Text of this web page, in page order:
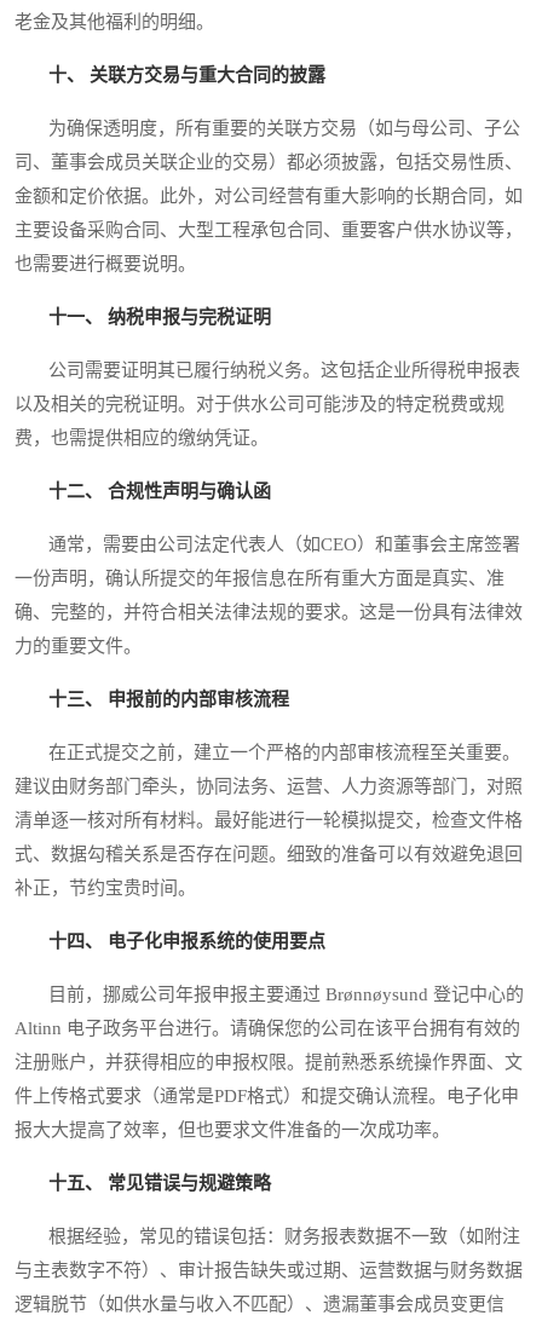
老金及其他福利的明细。
十、 关联方交易与重大合同的披露
为确保透明度，所有重要的关联方交易（如与母公司、子公
司、董事会成员关联企业的交易）都必须披露，包括交易性质、
金额和定价依据。此外，对公司经营有重大影响的长期合同，如
主要设备采购合同、大型工程承包合同、重要客户供水协议等，
也需要进行概要说明。
十一、 纳税申报与完税证明
公司需要证明其已履行纳税义务。这包括企业所得税申报表
以及相关的完税证明。对于供水公司可能涉及的特定税费或规
费，也需提供相应的缴纳凭证。
十二、 合规性声明与确认函
通常，需要由公司法定代表人（如CEO）和董事会主席签署
一份声明，确认所提交的年报信息在所有重大方面是真实、准
确、完整的，并符合相关法律法规的要求。这是一份具有法律效
力的重要文件。
十三、 申报前的内部审核流程
在正式提交之前，建立一个严格的内部审核流程至关重要。
建议由财务部门牵头，协同法务、运营、人力资源等部门，对照
清单逐一核对所有材料。最好能进行一轮模拟提交，检查文件格
式、数据勾稽关系是否存在问题。细致的准备可以有效避免退回
补正，节约宝贵时间。
十四、 电子化申报系统的使用要点
目前，挪威公司年报申报主要通过 Brønnøysund 登记中心的
Altinn 电子政务平台进行。请确保您的公司在该平台拥有有效的
注册账户，并获得相应的申报权限。提前熟悉系统操作界面、文
件上传格式要求（通常是PDF格式）和提交确认流程。电子化申
报大大提高了效率，但也要求文件准备的一次成功率。
十五、 常见错误与规避策略
根据经验，常见的错误包括：财务报表数据不一致（如附注
与主表数字不符）、审计报告缺失或过期、运营数据与财务数据
逻辑脱节（如供水量与收入不匹配）、遗漏董事会成员变更信